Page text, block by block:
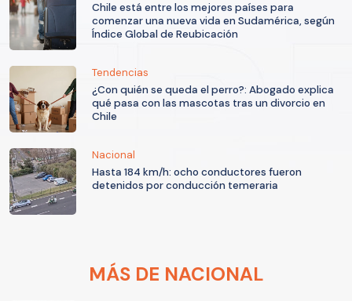
Chile está entre los mejores países para
comenzar una nueva vida en Sudamérica, según
Índice Global de Reubicación
Tendencias
¿Con quién se queda el perro?: Abogado explica
qué pasa con las mascotas tras un divorcio en
Chile
Nacional
Hasta 184 km/h: ocho conductores fueron
detenidos por conducción temeraria
MÁS DE NACIONAL